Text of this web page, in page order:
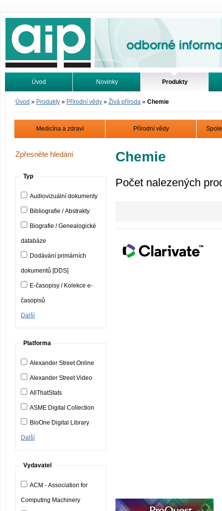
Odborné informace. Online.
Úvod Novinky Produkty
Vyhledávání Tutoriály
Úvod » Produkty » Přírodní vědy » Živá příroda » Chemie
Medicína a zdraví Přírodní vědy
Zpřesněte hledání
Typ
Audiovizuální dokumenty
Bibliografie / Abstrakty
Biografie / Genealogické
databáze
Dodávání primárních
dokumentů [DDS]
E-časopisy / Kolekce e-
časopisů
Další
Platforma
Alexander Street Online
Alexander Street Video
AllThatStats
ASME Digital Collection
BioOne Digital Library
Další
Vydavatel
ACM - Association for
Computing Machinery
Chemie
Počet nalezených